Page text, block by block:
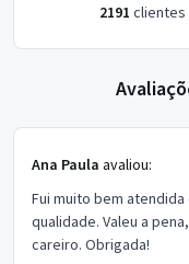
2191 clientes
Ana Paula avaliou:
Fui muito bem
qualidade. Valeu a
careiro. Obrigada!